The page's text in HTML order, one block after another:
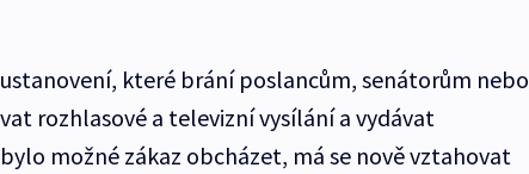
které brání poslancům, senátorům nebo
rozhlasové a televizní vysílání a vydávat
možné zákaz obcházet, má se nově vztahovat